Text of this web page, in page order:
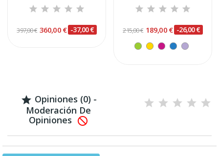
397,00 € 360,00 € -37,00 € 215,00 € 189,00 € -26,00 €
 Opiniones (0) -
Moderación De
Opiniones 